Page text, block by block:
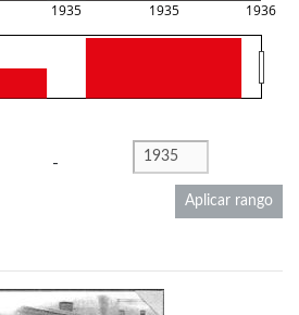
1935 1935 1936
-
Aplicar rango